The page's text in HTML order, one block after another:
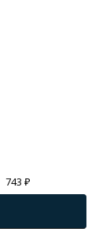
743 ₽